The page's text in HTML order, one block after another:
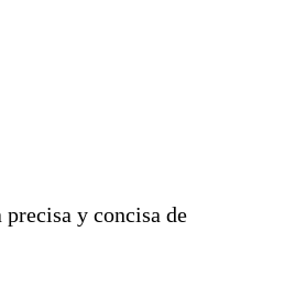
y concisa de